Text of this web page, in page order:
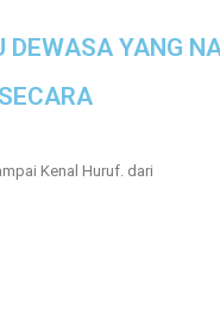
YANG
Kenal Huruf. dari